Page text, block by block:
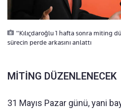
"Kılıçdaroğlu 1 hafta sonra miting
sürecin perde arkasını anlattı
MİTİNG DÜZENLENECEK
31 Mayıs Pazar günü, yani